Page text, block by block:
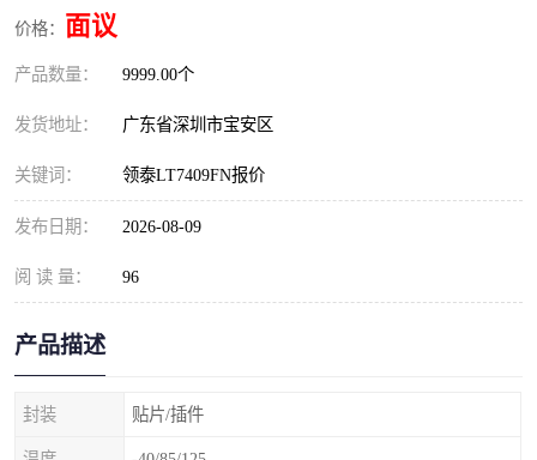
价格： 面议
产品数量： 9999.00个
发货地址： 广东省深圳市宝安区
关键词： 领泰LT7409FN报价
发布日期： 2026-08-09
阅 读 量： 96
产品描述
封装 贴片/插件